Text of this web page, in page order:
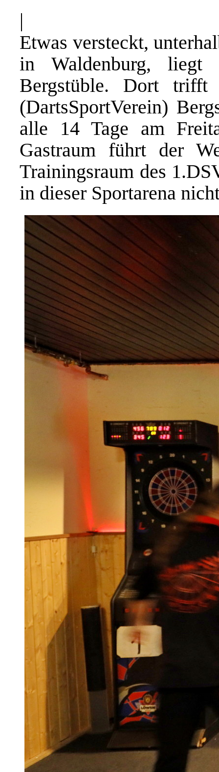
|
Etwas versteckt,
in Waldenburg, liegt
Bergstüble. Dort
(DartsSportVerein)
alle 14 Tage am
Gastraum führt der
Trainingsraum des
in dieser Sportarena